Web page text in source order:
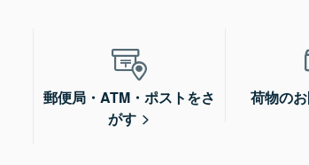
郵便局・ATM・ポストをさ
がす
荷物の